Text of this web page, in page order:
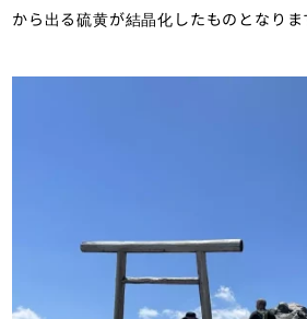
から出る硫黄が結晶化したものとなりま